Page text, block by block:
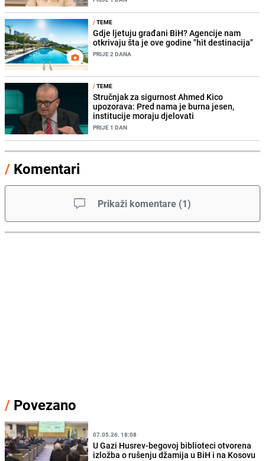
/TEME
Gdje ljetuju građani BiH? Agencije nam
otkrivaju šta je ove godine "hit destinacija"
PRIJE 2 DANA
/TEME
Stručnjak za sigurnost Ahmed Kico
upozorava: Pred nama je burna jesen,
institucije moraju djelovati
PRIJE 1 DAN
/ Komentari
Prikaži komentare (1)
/ Povezano
07.05.26. 18:08
U Gazi Husrev-begovoj biblioteci otvorena
izložba o rušenju džamija u BiH i na Kosovu